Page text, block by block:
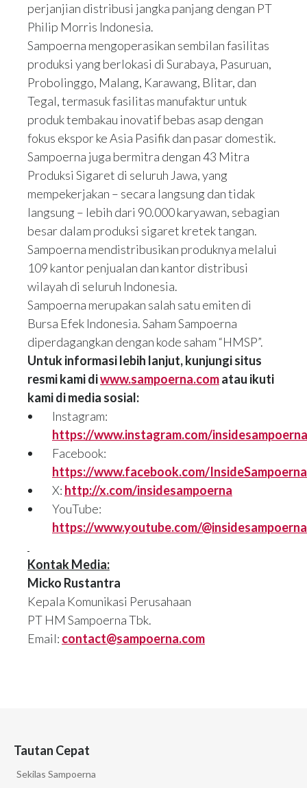
perjanjian distribusi jangka panjang dengan PT
Philip Morris Indonesia.
Sampoerna mengoperasikan sembilan fasilitas
produksi yang berlokasi di Surabaya, Pasuruan,
Probolinggo, Malang, Karawang, Blitar, dan
Tegal, termasuk fasilitas manufaktur untuk
produk tembakau inovatif bebas asap dengan
fokus ekspor ke Asia Pasifik dan pasar domestik.
Sampoerna juga bermitra dengan 43 Mitra
Produksi Sigaret di seluruh Jawa, yang
mempekerjakan – secara langsung dan tidak
langsung – lebih dari 90.000 karyawan, sebagian
besar dalam produksi sigaret kretek tangan.
Sampoerna mendistribusikan produknya melalui
109 kantor penjualan dan kantor distribusi
wilayah di seluruh Indonesia.
Sampoerna merupakan salah satu emiten di
Bursa Efek Indonesia. Saham Sampoerna
diperdagangkan dengan kode saham “HMSP”.
Untuk informasi lebih lanjut, kunjungi situs
resmi kami diwww.sampoerna.comatau ikuti
kami di media sosial:
Instagram:
https://www.instagram.com/
Facebook:
https://www.facebook.com/
X: http://x.com/insidesampoerna
YouTube:
https://www.youtube.com/@insidesampoerna
Kontak Media:
Micko Rustantra
Kepala Komunikasi Perusahaan
PT HM Sampoerna Tbk.
Email: contact@sampoerna.com
Tautan Cepat
Sekilas Sampoerna